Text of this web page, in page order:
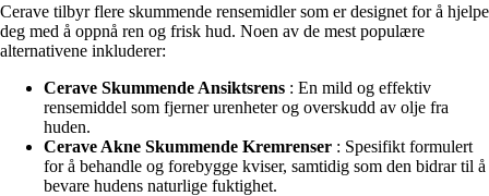
Cerave tilbyr flere skummende rensemidler som er designet for å hjelpe
deg med å oppnå ren og frisk hud. Noen av de mest populære
alternativene inkluderer:
Cerave Skummende Ansiktsrens : En mild og effektiv
rensemiddel som fjerner urenheter og overskudd av olje fra
huden.
Cerave Akne Skummende Kremrenser : Spesifikt formulert
for å behandle og forebygge kviser, samtidig som den bidrar til å
bevare hudens naturlige fuktighet.